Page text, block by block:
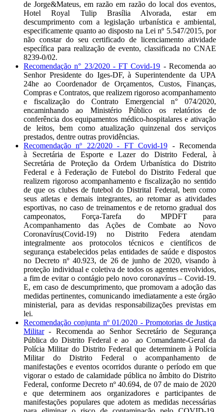
de Jorge&Mateus, em razão em razão do local dos eventos,
Hotel Royal Tulip Brasília Alvorada, estar em
descumprimento com a legislação urbanística e ambiental,
especificamente quanto ao disposto na Lei nº 5.547/2015, por
não constar do seu certificado de licenciamento atividade
específica para realização de evento, classificada no CNAE
8239-0/02.
Recomendação n° 23/2020 - FT Covid-19 - Recomenda ao
Senhor Presidente do Iges-DF, à Superintendente da UPA
24he ao Coordenador de Orçamentos, Custos, Finanças,
Compras e Contratos, que realizem rigoroso acompanhamento
e fiscalização do Contrato Emergencial n° 074/2020,
encaminhando ao Ministério Público os relatórios de
conferência dos equipamentos médico-hospitalares e ativação
de leitos, bem como atualização quinzenal dos serviços
prestados, dentre outras providências.
Recomendação nº 22/2020 - FT Covid-19 - Recomenda
à Secretária de Esporte e Lazer do Distrito Federal, à
Secretária de Proteção da Ordem Urbanística do Distrito
Federal e à Federação de Futebol do Distrito Federal que
realizem rigoroso acompanhamento e fiscalização no sentido
de que os clubes de futebol do Distrital Federal, bem como
seus atletas e demais integrantes, ao retomar as atividades
esportivas, no caso de treinamentos e de retorno gradual dos
campeonatos, Força-Tarefa do MPDFT para
Acompanhamento das Ações de Combate ao Novo
Coronavírus(Covid-19) no Distrito Federa atendam
integralmente aos protocolos técnicos e científicos de
segurança estabelecidos pelas entidades de saúde e dispostos
no Decreto nº 40.923, de 26 de junho de 2020, visando à
proteção individual e coletiva de todos os agentes envolvidos,
a fim de evitar o contágio pelo novo coronavírus – Covid-19.
E, em caso de descumprimento, que promovam a adoção das
medidas pertinentes, comunicando imediatamente a este órgão
ministerial, para as devidas responsabilizações previstas em
lei.
Recomendação conjunta nº 01/2020 - Promotorias de Justiça
Militar- Recomenda ao Senhor Secretário de Segurança
Pública do Distrito Federal e ao ao Comandante-Geral da
Polícia Militar do Distrito Federal que determinem à Polícia
Militar do Distrito Federal o acompanhamento de
manifestações e eventos ocorridos durante o período em que
vigorar o estado de calamidade pública no âmbito do Distrito
Federal, conforme Decreto nº 40.694, de 07 de maio de 2020
e que determinem aos organizadores e participantes de
manifestações populares que adotem as medidas necessárias